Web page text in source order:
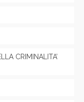
CRIMINALITA’